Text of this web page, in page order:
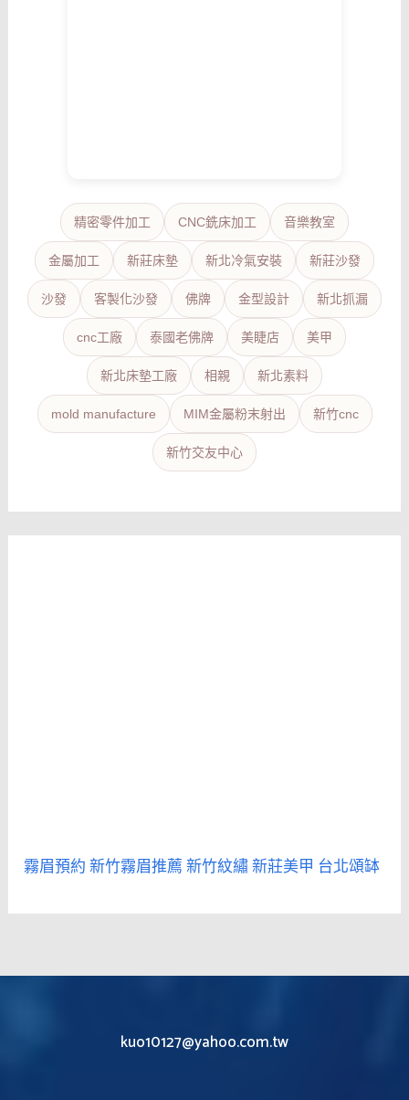
精密零件加工 CNC銑床加工 音樂教室
金屬加工 新莊床墊 新北冷氣安裝 新莊沙發
沙發 客製化沙發 佛牌 金型設計 新北抓漏
cnc工廠 泰國老佛牌 美睫店 美甲
新北床墊工廠 相親 新北素料
mold manufacture MIM金屬粉末射出 新竹cnc
新竹交友中心
霧眉預約新竹霧眉推薦新竹紋繡新莊美甲 台北頌缽
kuo10127@yahoo.com.tw